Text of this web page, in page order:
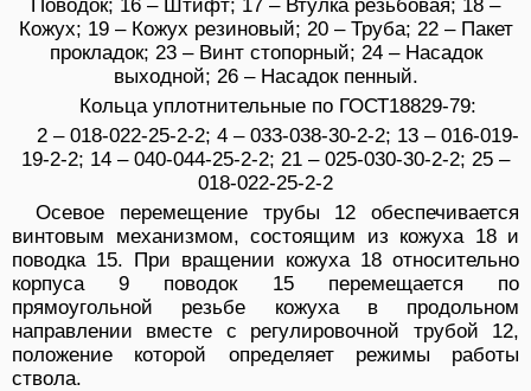
Поводок; 16 – Штифт; 17 – Втулка резьбовая; 18 –
Кожух; 19 – Кожух резиновый; 20 – Труба; 22 – Пакет
прокладок; 23 – Винт стопорный; 24 – Насадок
выходной; 26 – Насадок пенный.
Кольца уплотнительные по ГОСТ18829-79:
2 – 018-022-25-2-2; 4 – 033-038-30-2-2; 13 – 016-019-
19-2-2; 14 – 040-044-25-2-2; 21 – 025-030-30-2-2; 25 –
018-022-25-2-2
Осевое перемещение трубы 12 обеспечивается
винтовым механизмом, состоящим из кожуха 18 и
поводка 15. При вращении кожуха 18 относительно
корпуса 9 поводок 15 перемещается по
прямоугольной резьбе кожуха в продольном
направлении вместе с регулировочной трубой 12,
положение которой определяет режимы работы
ствола.